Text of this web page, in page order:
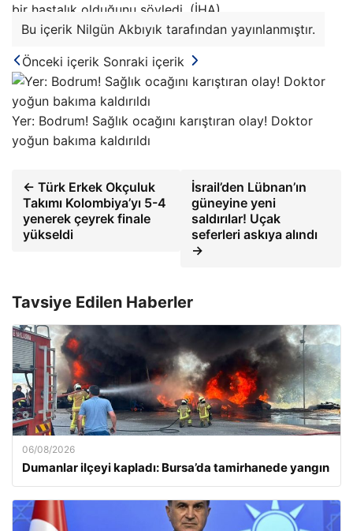
bir hastalık olduğunu söyledi. (İHA)
Bu içerik Nilgün Akbıyık tarafından yayınlanmıştır.
Önceki içerik Sonraki içerik
Yer: Bodrum! Sağlık ocağını karıştıran olay! Doktor
yoğun bakıma kaldırıldı
← Türk Erkek Okçuluk
Takımı Kolombiya’yı 5-4
yenerek çeyrek finale
yükseldi
İsrail’den Lübnan’ın
güneyine yeni
saldırılar! Uçak
seferleri askıya alındı
→
Tavsiye Edilen Haberler
06/08/2026
Dumanlar ilçeyi kapladı: Bursa’da tamirhanede yangın